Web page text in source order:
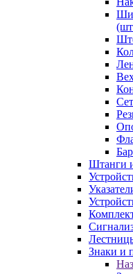
Штанги
Знаки и